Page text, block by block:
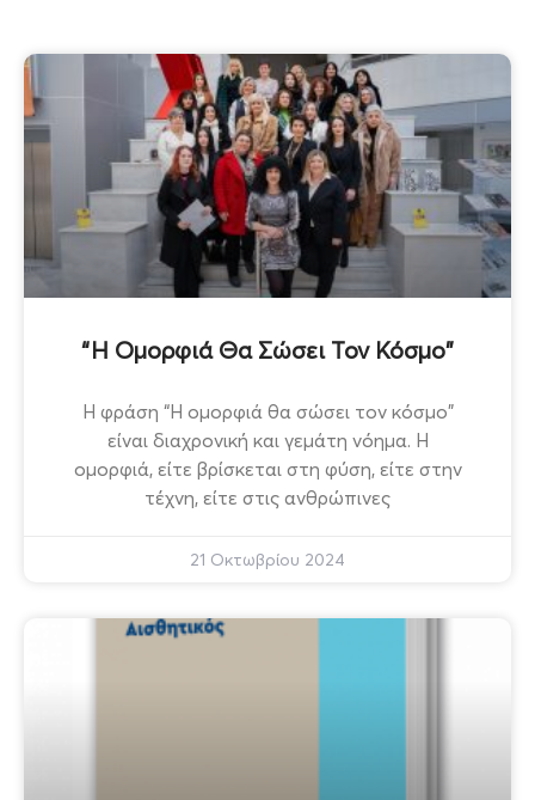
“Η Ομορφιά Θα Σώσει Τον Κόσμο”
Η φράση “Η ομορφιά θα σώσει τον κόσμο”
είναι διαχρονική και γεμάτη νόημα. Η
ομορφιά, είτε βρίσκεται στη φύση, είτε στην
τέχνη, είτε στις ανθρώπινες
21 Οκτωβρίου 2024